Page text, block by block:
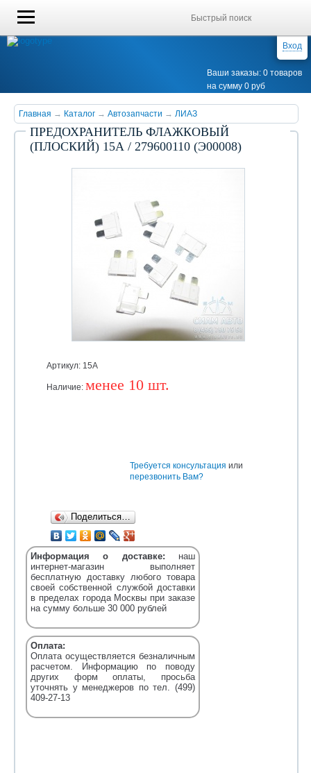
Вход
Ваши заказы: 0 товаров
на сумму 0 руб
Главная → Каталог → Автозапчасти → ЛИАЗ
ПРЕДОХРАНИТЕЛЬ ФЛАЖКОВЫЙ
(ПЛОСКИЙ) 15А / 279600110 (Э00008)
Артикул: 15А
Наличие: менее 10 шт.
Поделиться…
Требуется консультация или
перезвонить Вам?
Информация о доставке: наш
интернет-магазин выполняет
бесплатную доставку любого товара
своей собственной службой доставки
в пределах города Москвы при заказе
на сумму больше 30 000 рублей
Оплата:
Оплата осуществляется безналичным
расчетом. Информацию по поводу
других форм оплаты, просьба
уточнять у менеджеров по тел. (499)
409-27-13